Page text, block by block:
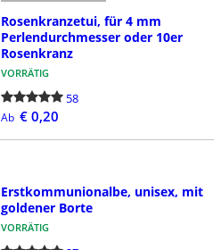
Rosenkranzetui, für 4 mm
Perlendurchmesser oder 10er
Rosenkranz
VORRÄTIG
58
Ab € 0,20
Erstkommunionalbe, unisex, mit
goldener Borte
VORRÄTIG